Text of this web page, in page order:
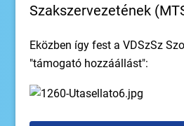
Szakszervezetének
Eközben így fest a VDSzSz
"támogató hozzáállást":